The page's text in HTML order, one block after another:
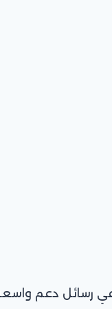
رسائل دعم